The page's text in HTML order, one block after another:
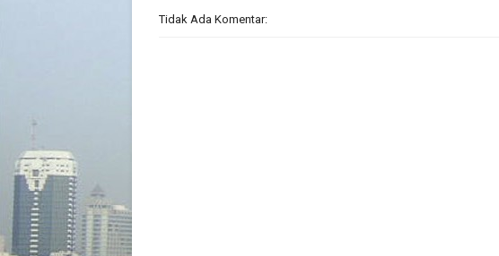
Tidak Ada Komentar: